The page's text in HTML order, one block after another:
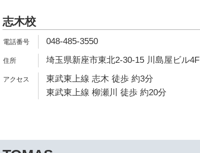
志木校
048-485-3550
埼玉県新座市東北2-30-15 川島屋ビル4F
東武東上線 志木 徒歩 約3分
東武東上線 柳瀬川 徒歩 約20分